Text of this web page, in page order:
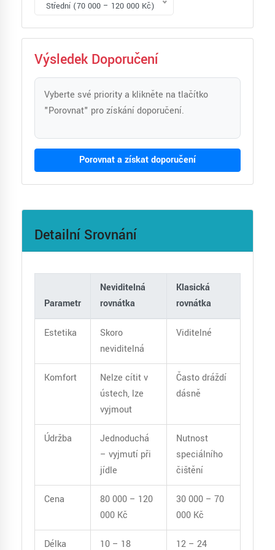
Střední (70 000 – 120 000 Kč)
Výsledek Doporučení
Vyberte své priority a klikněte na tlačítko
"Porovnat" pro získání doporučení.
Porovnat a získat doporučení
Detailní Srovnání
Parametr
Neviditelná
rovnátka
Klasická
rovnátka
Estetika
Skoro
neviditelná
Viditelné
Komfort
Nelze cítit v
ústech, lze
vyjmout
Často dráždí
dásně
Údržba
Jednoduchá
– vyjmutí při
jídle
Nutnost
speciálního
čištění
Cena
80 000 – 120
000 Kč
30 000 – 70
000 Kč
Délka 10 – 18 12 – 24